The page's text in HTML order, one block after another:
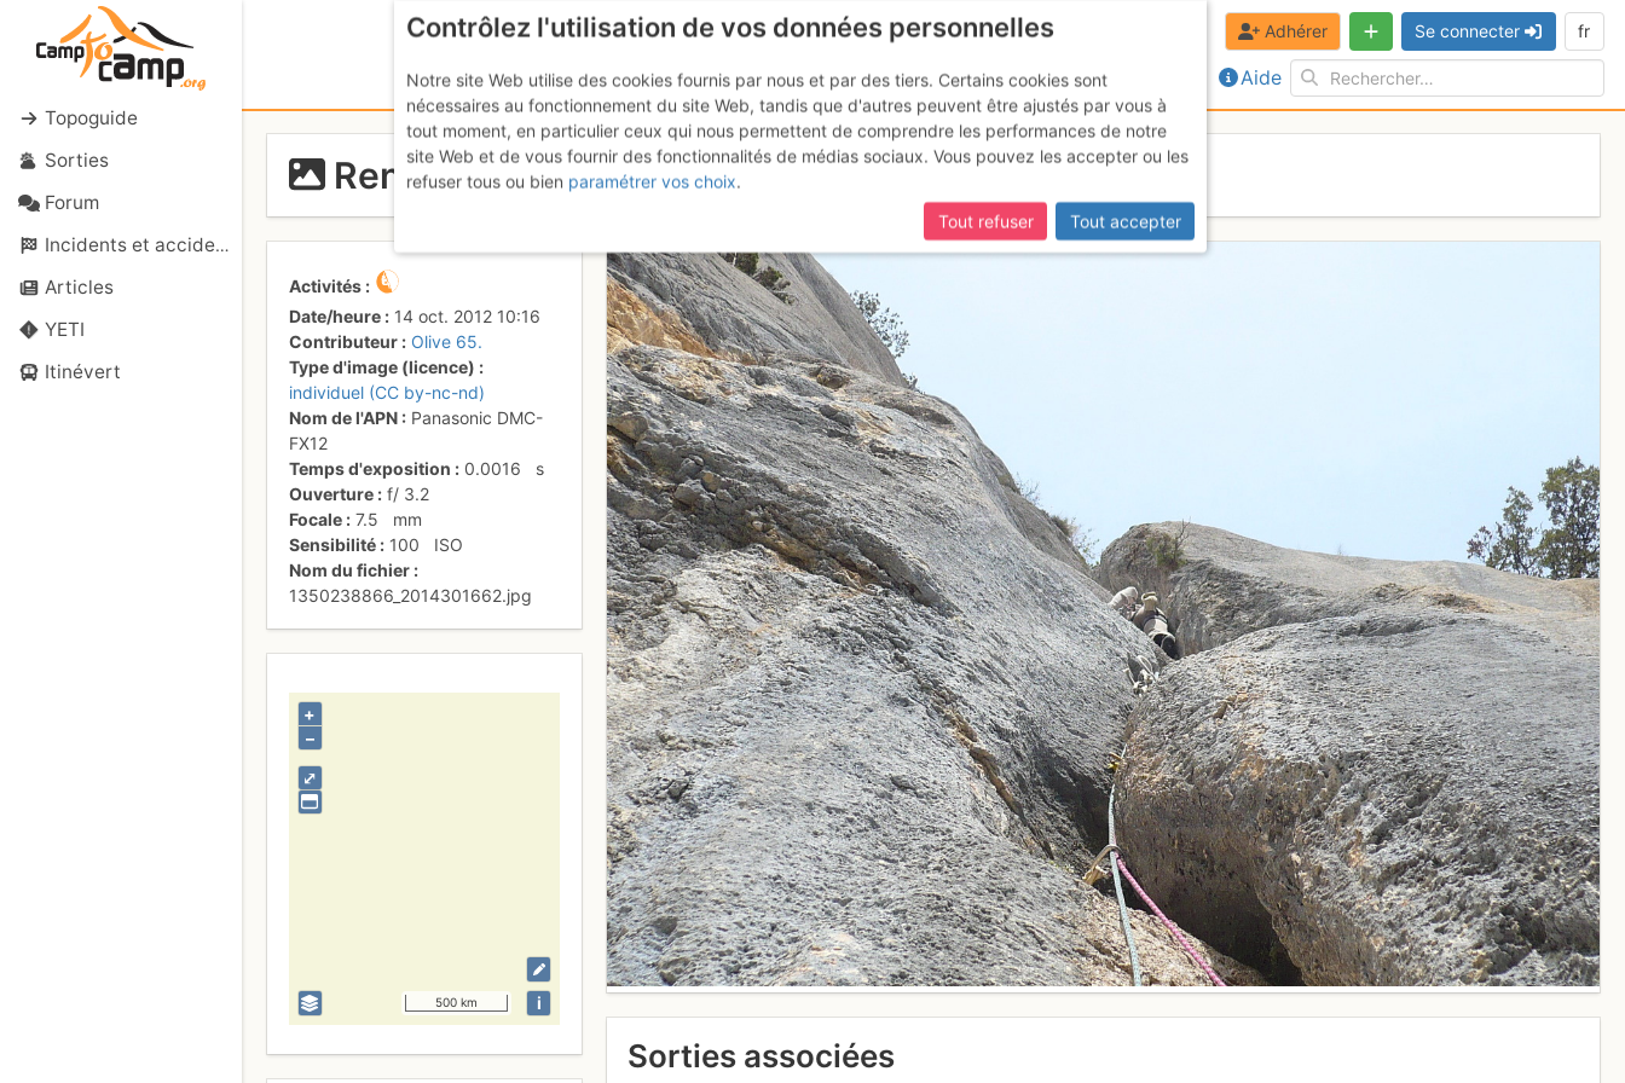
Topoguide
Sorties
Forum
Incidents et accidents
Articles
YETI
Itinévert
Aide
Adhérer Se connecter fr
Renfougne de L4
Activités
Date/heure
14 oct. 2012 10:16
Contributeur
Olive 65.
Type d'image (licence)
individuel (CC by-nc-nd)
Nom de l'APN
Panasonic DMC-
FX12
Temps d'exposition
0.0016
s
Ouverture
f/3.2
Focale
7.5
mm
Sensibilité
100
ISO
Nom du fichier
1350238866_2014301662.jpg
⤢
+
–
500 km i
Sorties associées
Contrôlez l'utilisation de vos données personnelles
Notre site Web utilise des cookies fournis par nous et par des tiers. Certains cookies sont
nécessaires au fonctionnement du site Web, tandis que d'autres peuvent être ajustés par vous à
tout moment, en particulier ceux qui nous permettent de comprendre les performances de notre
site Web et de vous fournir des fonctionnalités de médias sociaux. Vous pouvez les accepter ou les
refuser tous ou bien paramétrer vos choix.
Tout refuser
Tout accepter